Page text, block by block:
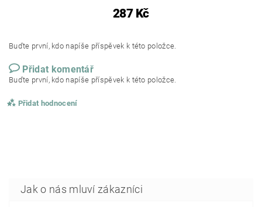
287 Kč
Buďte první, kdo napíše příspěvek k této položce.
Přidat komentář
Buďte první, kdo napíše příspěvek k této položce.
Přidat hodnocení